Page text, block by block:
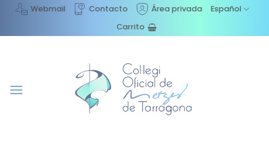
Saltar
contenido
Webmail Contacto Área privada
Español
Carrito